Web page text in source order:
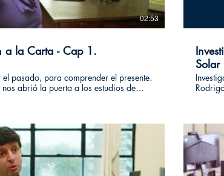
02:53
a la Carta - Cap 1.
pasado, para comprender el presente.
abrió la puerta a los estudios de
de Investiga uy para visibilizar y
de socias y socios de la
#investigacionalacarta
Solar
mejorar
podrás